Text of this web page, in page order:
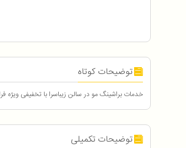
توضیحات کوتاه
خدمات براشینگ مو در سالن زیباسرا با تخفیفی ویژه
توضیحات تکمیلی